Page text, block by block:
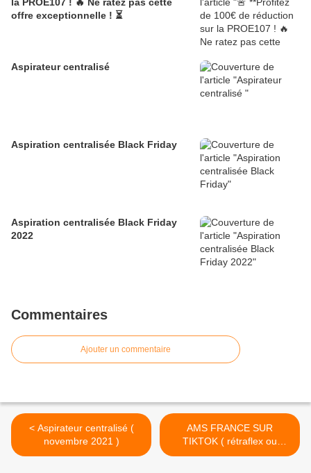
offre exceptionnelle ! ⏳
Aspirateur centralisé
Aspiration centralisée Black Friday
Aspiration centralisée Black Friday
2022
Commentaires
Ajouter un commentaire
< Aspirateur centralisé (
novembre 2021 )
AMS FRANCE SUR
TIKTOK ( rétraflex ou
aspirateur / aspiration